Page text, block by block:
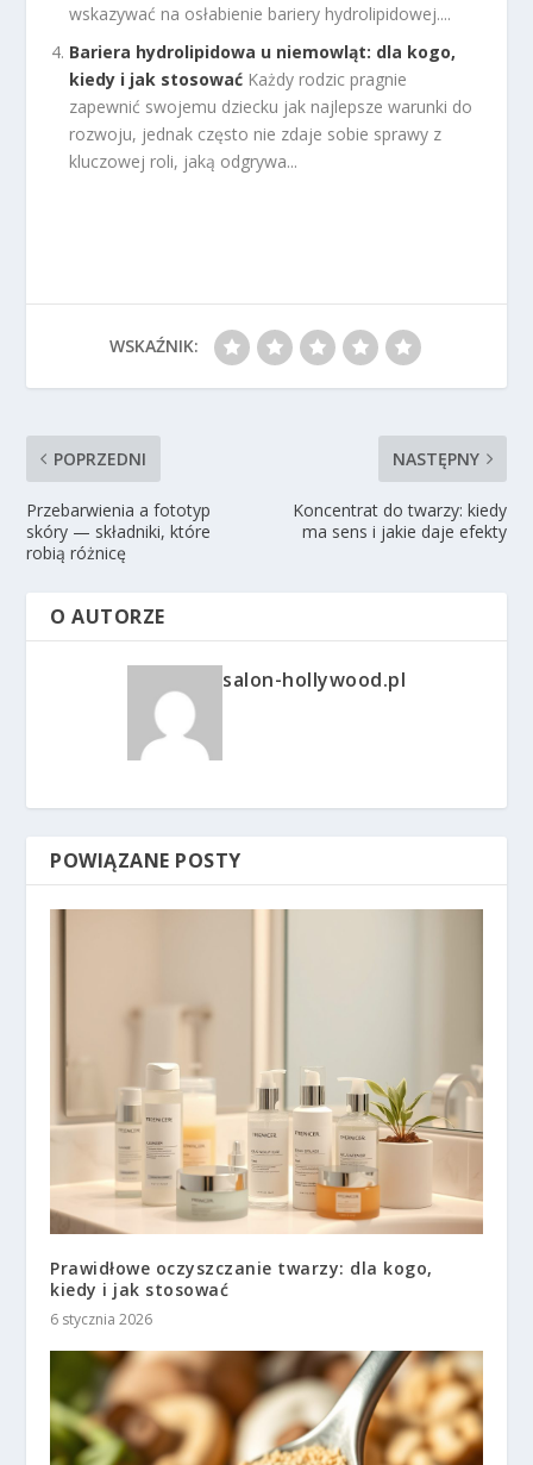
wskazywać na osłabienie bariery hydrolipidowej....
Bariera hydrolipidowa u niemowląt: dla kogo,
kiedy i jak stosować Każdy rodzic pragnie
zapewnić swojemu dziecku jak najlepsze warunki do
rozwoju, jednak często nie zdaje sobie sprawy z
kluczowej roli, jaką odgrywa...
WSKAŹNIK:
POPRZEDNI
Przebarwienia a fototyp
skóry — składniki, które
robią różnicę
NASTĘPNY
Koncentrat do twarzy: kiedy
ma sens i jakie daje efekty
O AUTORZE
salon-hollywood.pl
POWIĄZANE POSTY
Prawidłowe oczyszczanie twarzy: dla kogo,
kiedy i jak stosować
6 stycznia 2026